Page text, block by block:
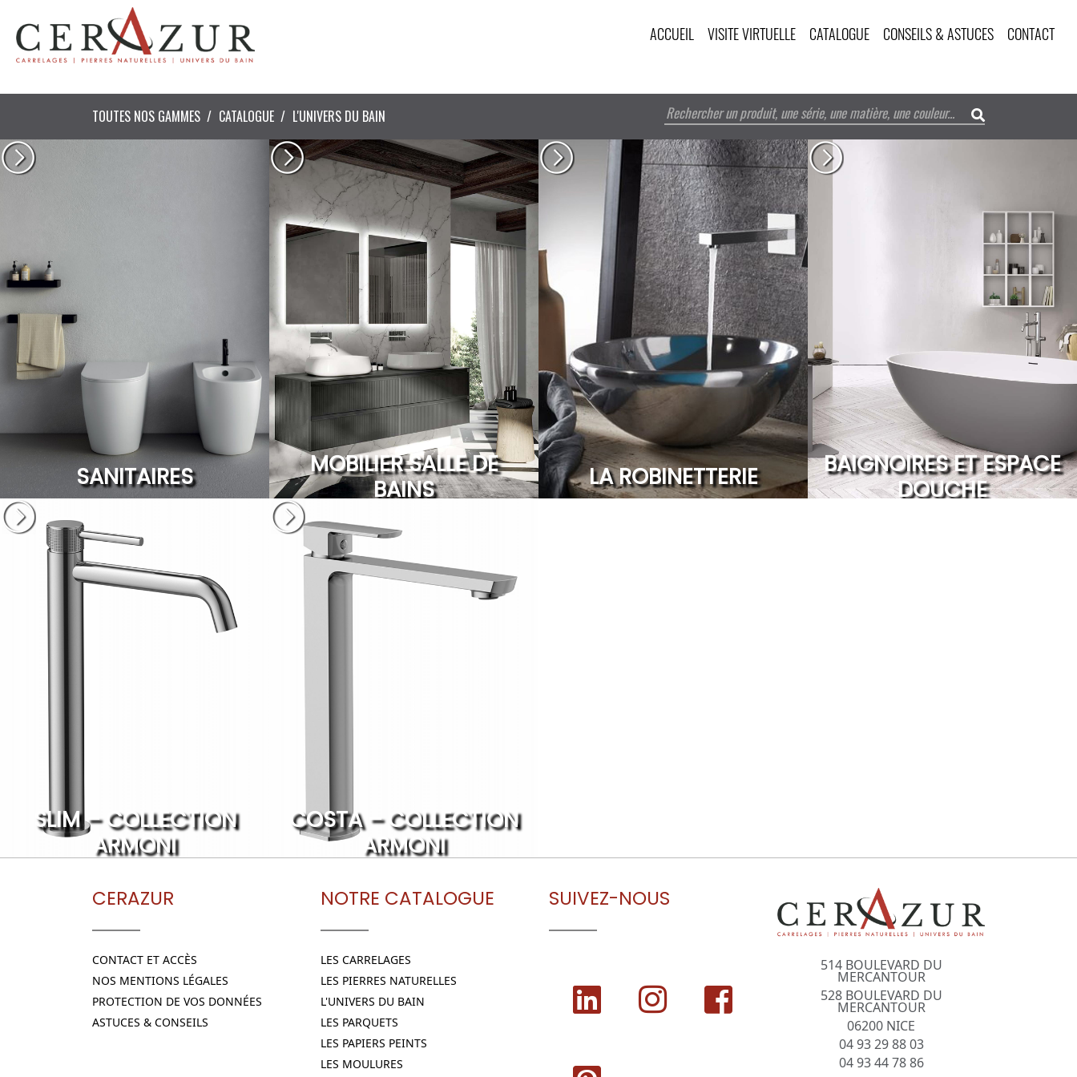
ACCUEIL VISITE VIRTUELLE CATALOGUE CONSEILS & ASTUCES CONTACT
TOUTES NOS GAMMES CATALOGUE L'UNIVERS DU BAIN
SANITAIRES
MOBILIER SALLE DE
BAINS
LA ROBINETTERIE
BAIGNOIRES ET ESPACE
DOUCHE
SLIM – COLLECTION
ARMONI
COSTA – COLLECTION
ARMONI
CERAZUR
CONTACT ET ACCÈS
NOS MENTIONS LÉGALES
PROTECTION DE VOS DONNÉES
ASTUCES & CONSEILS
NOTRE CATALOGUE
LES CARRELAGES
LES PIERRES NATURELLES
L'UNIVERS DU BAIN
LES PARQUETS
LES PAPIERS PEINTS
LES MOULURES
SUIVEZ-NOUS
514 BOULEVARD DU
MERCANTOUR
528 BOULEVARD DU
MERCANTOUR
06200 NICE
04 93 29 88 03
04 93 44 78 86